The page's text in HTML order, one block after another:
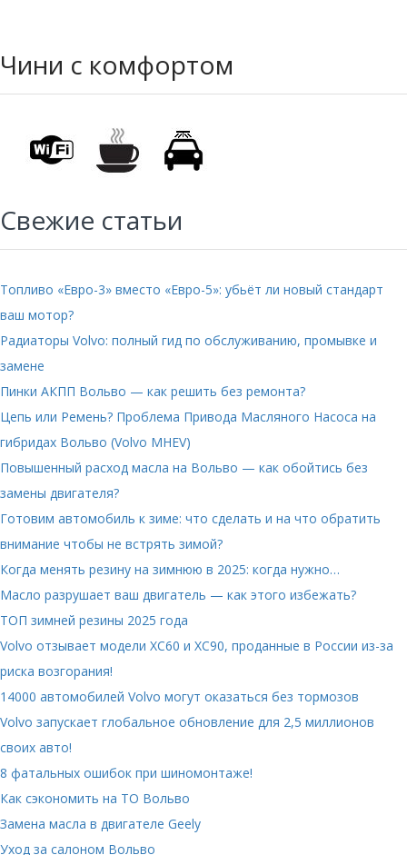
Чини с комфортом
Свежие статьи
Топливо «Евро-3» вместо «Евро-5»: убьёт ли новый стандарт
ваш мотор?
Радиаторы Volvo: полный гид по обслуживанию, промывке и
замене
Пинки АКПП Вольво — как решить без ремонта?
Цепь или Ремень? Проблема Привода Масляного Насоса на
гибридах Вольво (Volvo MHEV)
Повышенный расход масла на Вольво — как обойтись без
замены двигателя?
Готовим автомобиль к зиме: что сделать и на что обратить
внимание чтобы не встрять зимой?
Когда менять резину на зимнюю в 2025: когда нужно…
Масло разрушает ваш двигатель — как этого избежать?
ТОП зимней резины 2025 года
Volvo отзывает модели XC60 и XC90, проданные в России из-за
риска возгорания!
14000 автомобилей Volvo могут оказаться без тормозов
Volvo запускает глобальное обновление для 2,5 миллионов
своих авто!
8 фатальных ошибок при шиномонтаже!
Как сэкономить на ТО Вольво
Замена масла в двигателе Geely
Уход за салоном Вольво